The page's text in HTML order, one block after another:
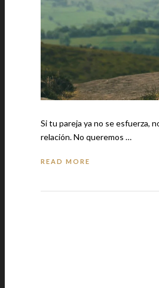
Si tu pareja ya no se esfuerza,
relación. No queremos …
READ MORE